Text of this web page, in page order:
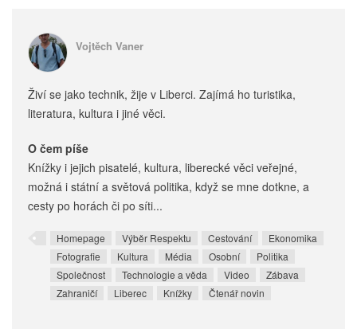
Vojtěch Vaner
Živí se jako technik, žije v Liberci. Zajímá ho turistika,
literatura, kultura i jiné věci.
O čem píše
Knížky i jejich pisatelé, kultura, liberecké věci veřejné,
možná i státní a světová politika, když se mne dotkne, a
cesty po horách či po síti...
Homepage Výběr Respektu Cestování
Ekonomika
Fotografie
Kultura Média Osobní
Politika
Společnost
Technologie a věda Video
Zábava
Zahraničí
Liberec Knížky Čtenář novin